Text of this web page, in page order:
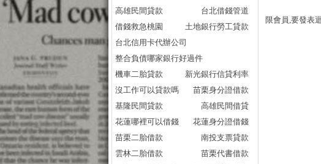
限會員,要發表
高雄民間貸款
台北借錢管道
借錢救急桃園
土地銀行勞工貸款
台北信用卡代辦公司
整合負債哪家銀行好過件
機車二胎貸款
新光銀行信貸利率
沒工作可以貸款嗎
苗栗身分證借款
基隆民間貸款
高雄民間借貸
花蓮哪裡可以借錢
花蓮身分證借錢
苗栗二胎借款
南投支票貸款
雲林二胎借款
苗栗代書借款